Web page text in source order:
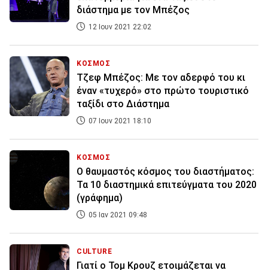
διάστημα με τον Μπέζος
12 Ιουν 2021 22:02
ΚΟΣΜΟΣ
Τζεφ Μπέζος: Με τον αδερφό του κι
έναν «τυχερό» στο πρώτο τουριστικό
ταξίδι στο Διάστημα
07 Ιουν 2021 18:10
ΚΟΣΜΟΣ
Ο θαυμαστός κόσμος του διαστήματος:
Τα 10 διαστημικά επιτεύγματα του 2020
(γράφημα)
05 Ιαν 2021 09:48
CULTURE
Γιατί ο Τομ Κρουζ ετοιμάζεται να